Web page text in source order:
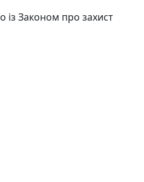
із Законом про захист